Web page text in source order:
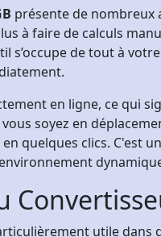
présente de nombreux
à faire de calculs
s’occupe de tout à
en ligne, ce qui
soyez en
quelques clics. C'est
utile dans